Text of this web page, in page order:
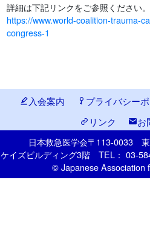
詳細は下記リンクをご参照ください。
https://www.world-coalition-trauma-
congress-1
入会案内 プライバシー
リンク
お
日本救急医学会〒113-0033
ケイズビルディング3階 TEL： 03-
© Japanese Association